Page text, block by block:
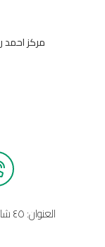
مركز احمد
العنوان: ٤٥ شارع قمبيز – الدقي – امام بوابة ١٠ نادي الصيد